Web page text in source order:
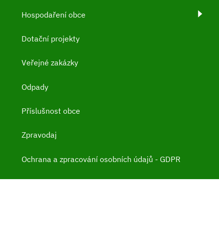
Hospodaření obce
Dotační projekty
Veřejné zakázky
Odpady
Příslušnost obce
Zpravodaj
Ochrana a zpracování osobních údajů - GDPR